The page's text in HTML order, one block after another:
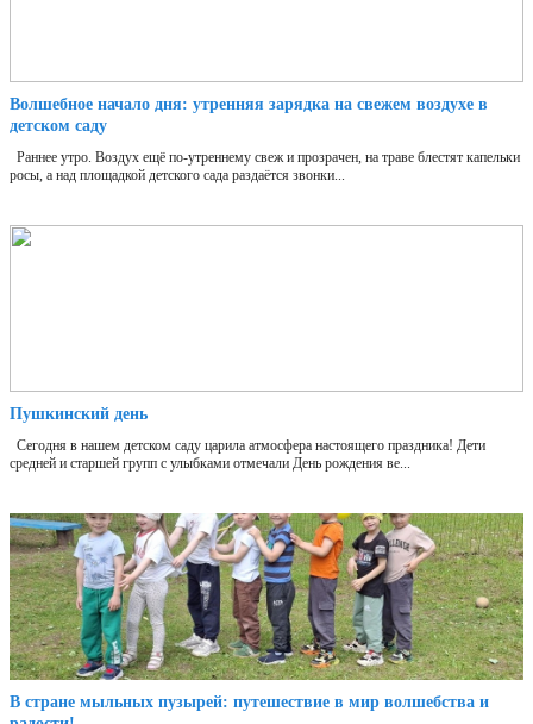
Волшебное начало дня: утренняя зарядка на свежем воздухе в
детском саду
Раннее утро. Воздух ещё по-утреннему свеж и прозрачен, на траве блестят капельки
росы, а над площадкой детского сада раздаётся звонки...
Пушкинский день
Сегодня в нашем детском саду царила атмосфера настоящего праздника! Дети
средней и старшей групп с улыбками отмечали День рождения ве...
В стране мыльных пузырей: путешествие в мир волшебства и